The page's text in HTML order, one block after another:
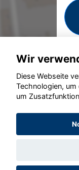
©
Wir
Diese Webseite
Technologien,
um